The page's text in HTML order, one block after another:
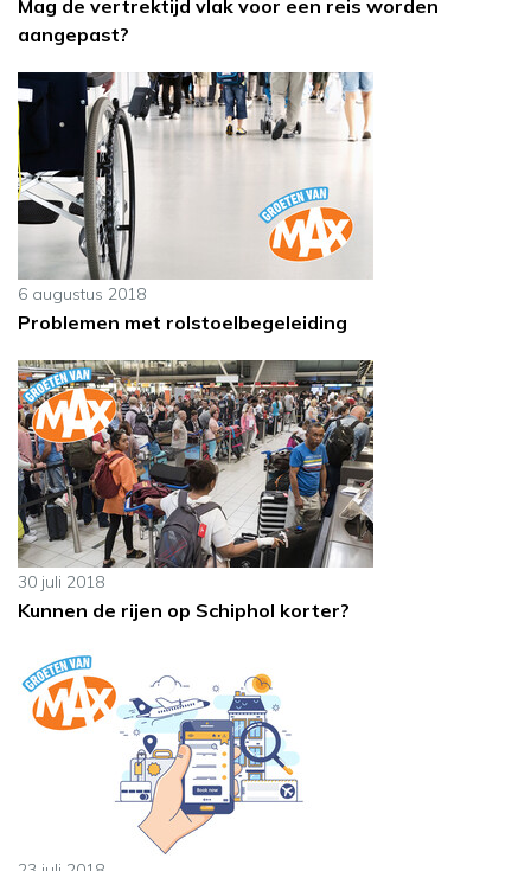
Mag de vertrektijd vlak voor een reis worden
aangepast?
6 augustus 2018
Problemen met rolstoelbegeleiding
30 juli 2018
Kunnen de rijen op Schiphol korter?